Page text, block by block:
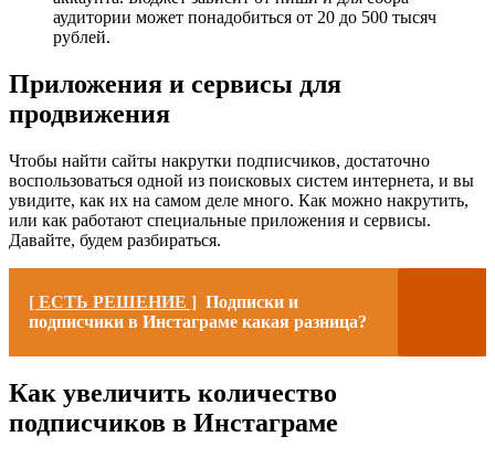
аудитории может понадобиться от 20 до 500 тысяч
рублей.
Приложения и сервисы для
продвижения
Чтобы найти сайты накрутки подписчиков, достаточно
воспользоваться одной из поисковых систем интернета, и вы
увидите, как их на самом деле много. Как можно накрутить,
или как работают специальные приложения и сервисы.
Давайте, будем разбираться.
[ ЕСТЬ РЕШЕНИЕ ] Подписки и
подписчики в Инстаграме какая разница?
Как увеличить количество
подписчиков в Инстаграме